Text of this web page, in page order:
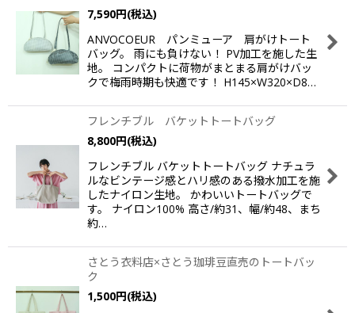
並び順:
絞り込む
7,590円(税込)
ANVOCOEUR パンミューア 肩がけトート
バッグ。 雨にも負けない！ PV加工を施した生
地。 コンパクトに荷物がまとまる肩がけバッ
クで梅雨時期も快適です！ H145×W320×D8…
フレンチブル バケットトートバッグ
8,800円(税込)
フレンチブル バケットトートバッグ ナチュラ
ルなビンテージ感とハリ感のある撥水加工を施
したナイロン生地。 かわいいトートバッグで
す。 ナイロン100% 高さ/約31、幅/約48、まち
約…
さとう衣料店×さとう珈琲豆直売のトートバッ
ク
1,500円(税込)